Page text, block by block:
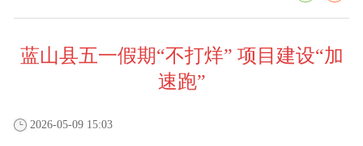
蓝山县五一假期“不打烊” 项目建设“加
速跑”
2026-05-09 15:03